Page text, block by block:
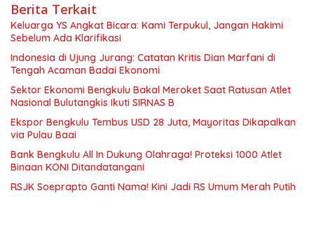
Berita Terkait
Keluarga YS Angkat Bicara: Kami Terpukul, Jangan Hakimi
Sebelum Ada Klarifikasi
Indonesia di Ujung Jurang: Catatan Kritis Dian Marfani di
Tengah Acaman Badai Ekonomi
Sektor Ekonomi Bengkulu Bakal Meroket Saat Ratusan Atlet
Nasional Bulutangkis Ikuti SIRNAS B
Ekspor Bengkulu Tembus USD 28 Juta, Mayoritas Dikapalkan
via Pulau Baai
Bank Bengkulu All In Dukung Olahraga! Proteksi 1000 Atlet
Binaan KONI Ditandatangani
RSJK Soeprapto Ganti Nama! Kini Jadi RS Umum Merah Putih